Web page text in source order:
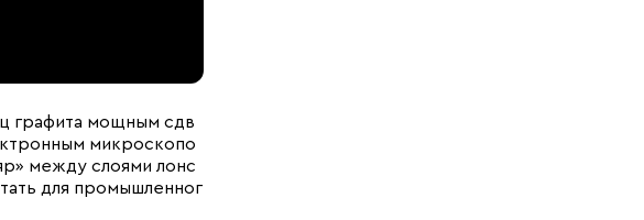
графита мощным сдв
микроскопо
между слоями лонс
для промышленног